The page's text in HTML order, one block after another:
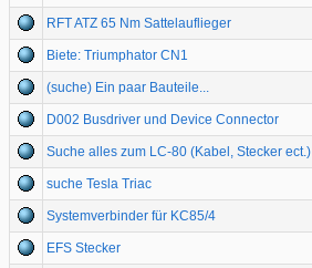
RFT ATZ 65 Nm Sattelauflieger
Biete: Triumphator CN1
(suche) Ein paar Bauteile...
D002 Busdriver und Device Connector
Suche alles zum LC-80 (Kabel, Stecker ect.)
suche Tesla Triac
Systemverbinder für KC85/4
EFS Stecker